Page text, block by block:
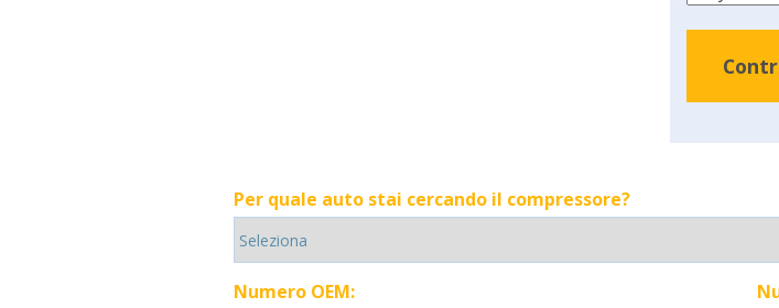
Per quale auto stai cercando il compressore?
Numero OEM: